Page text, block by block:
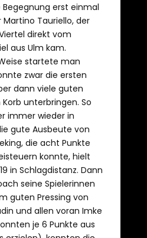
erst einmal
Tauriello, der
direkt vom
aus Ulm kam.
startete man
zwar die ersten
dann viele guten
unterbringen. So
immer wieder in
gute Ausbeute von
die acht Punkte
konnte, hielt
in Schlagdistanz. Dann
seine Spielerinnen
guten Pressing von
und allen voran Imke
je 6 Punkte aus